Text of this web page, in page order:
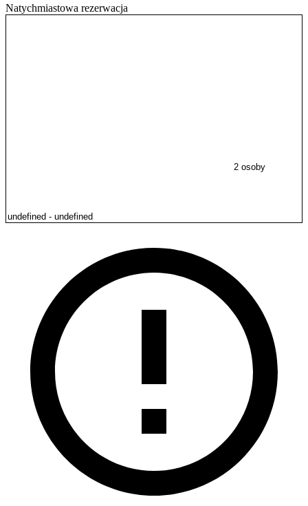
Natychmiastowa rezerwacja
2 osoby